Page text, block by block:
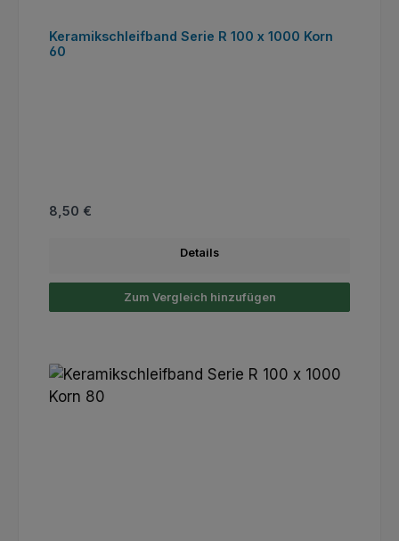
Keramikschleifband Serie R 100 x 1000 Korn
60
Regulärer Preis:
8,50 €
Details
Zum Vergleich hinzufügen